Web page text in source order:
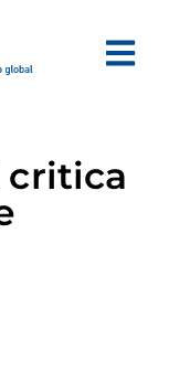
critica